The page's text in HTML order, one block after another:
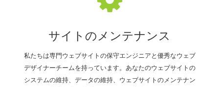
サイトのメンテナンス
私たちは専門ウェブサイトの保守エンジニアと優秀なウェブ
デザイナーチームを持っています。あなたのウェブサイトの
システムの維持、データの維持、ウェブサイトのメンテナン